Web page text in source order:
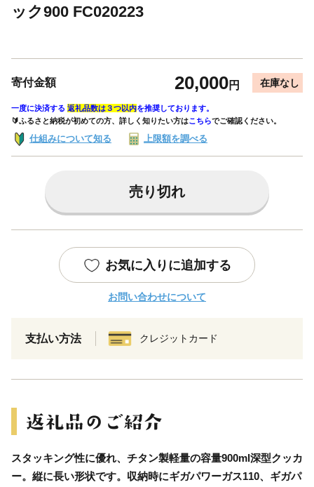
ック900 FC020223
寄付金額 20,000円 在庫なし
一度に決済する 返礼品数は３つ以内を推奨しております。
🔰ふるさと納税が初めての方、詳しく知りたい方はこちらでご確認ください。
仕組みについて知る 上限額を調べる
売り切れ
お気に入りに追加する
お問い合わせについて
支払い方法 クレジットカード
スタッキング性に優れ、チタン製軽量の容量900ml深型クッカ
ー。縦に長い形状です。収納時にギガパワーガス110、ギガパ